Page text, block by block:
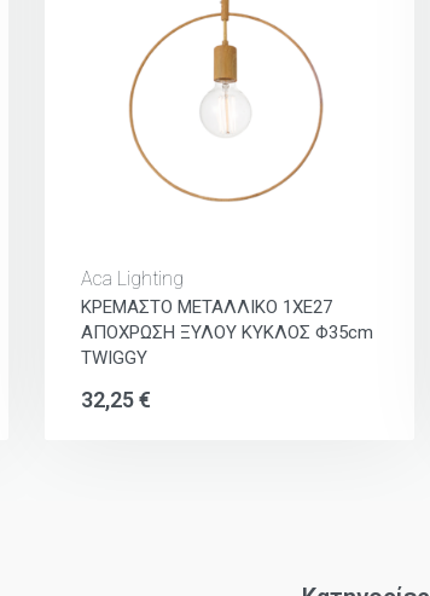
Aca Lighting
ΚΡΕΜΑΣΤΟ ΜΕΤΑΛΛΙΚΟ 1ΧΕ27
ΑΠΟΧΡΩΣΗ ΞΥΛΟΥ ΚΥΚΛΟΣ Φ35cm
TWIGGY
32,25€